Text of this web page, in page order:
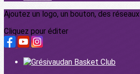
Ajoutez un logo, un bouton, des
Cliquez pour éditer